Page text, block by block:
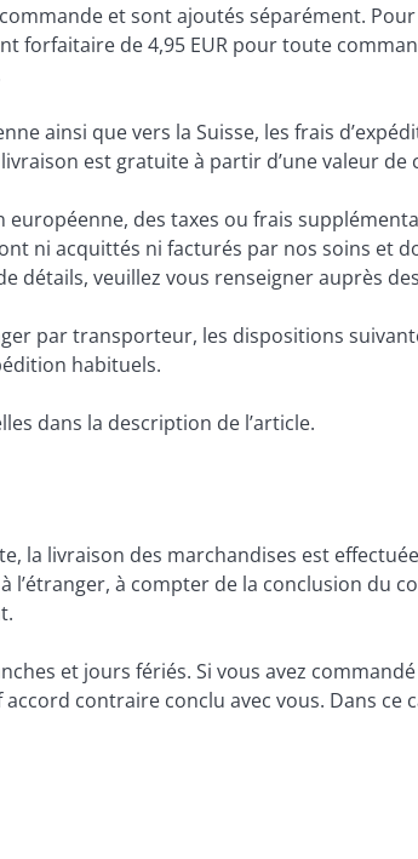
et sont ajoutés séparément.
forfaitaire de 4,95 EUR pour toute
ainsi que vers la Suisse, les frais
est gratuite à partir d’une valeur de
européenne, des taxes ou frais
ni acquittés ni facturés par nos soins et
détails, veuillez vous renseigner auprès
par transporteur, les dispositions
habituels.
dans la description de l’article.
la livraison des marchandises est
à compter de la conclusion du
et jours fériés. Si vous avez
contraire conclu avec vous. Dans ce